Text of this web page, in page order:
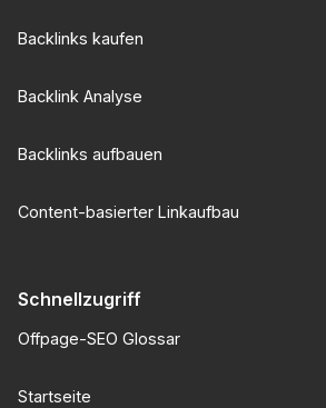
Backlinks kaufen
Backlink Analyse
Backlinks aufbauen
Content-basierter Linkaufbau
Schnellzugriff
Offpage-SEO Glossar
Startseite